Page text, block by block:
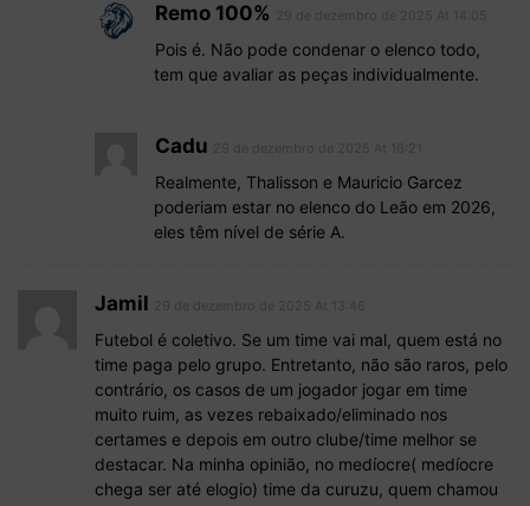
Remo 100%
Pois é. Não pode condenar o elenco todo,
tem que avaliar as peças individualmente.
Cadu
Realmente, Thalisson e Mauricio Garcez
poderiam estar no elenco do Leão em 2026,
eles têm nível de série A.
Jamil
Futebol é coletivo. Se um time vai mal, quem está no
time paga pelo grupo. Entretanto, não são raros, pelo
contrário, os casos de um jogador jogar em time
muito ruim, as vezes rebaixado/eliminado nos
certames e depois em outro clube/time melhor se
destacar. Na minha opinião, no medíocre( medíocre
chega ser até elogio) time da curuzu, quem chamou